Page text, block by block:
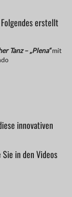
erstellt
Tanz – „Plena“mit
innovativen
in den Videos